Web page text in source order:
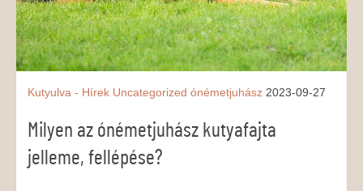
Kutyulva - Hírek Uncategorized ónémetjuhász 2023-09-27
Milyen az ónémetjuhász kutyafajta
jelleme, fellépése?